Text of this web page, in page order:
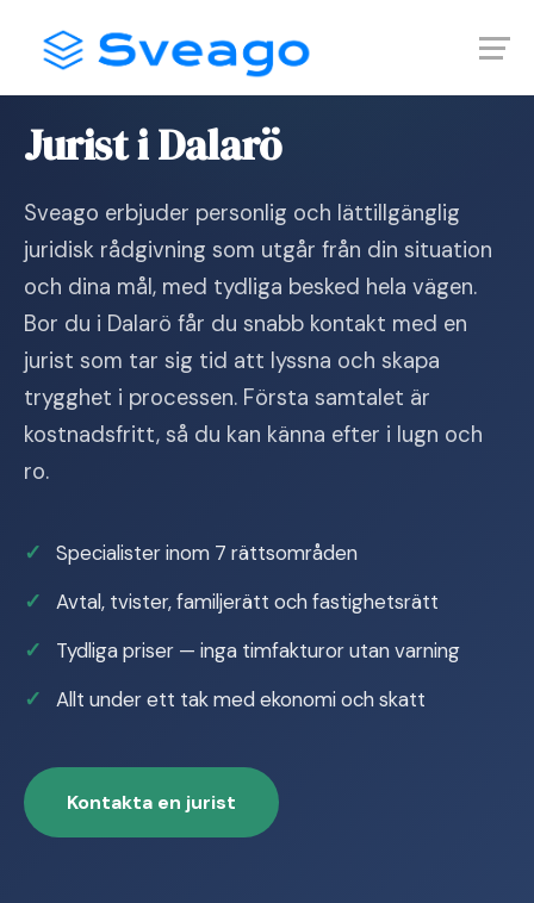
content
Jurist i Dalarö
Sveago erbjuder personlig och lättillgänglig
juridisk rådgivning som utgår från din situation
och dina mål, med tydliga besked hela vägen.
Bor du i Dalarö får du snabb kontakt med en
jurist som tar sig tid att lyssna och skapa
trygghet i processen. Första samtalet är
kostnadsfritt, så du kan känna efter i lugn och
ro.
Specialister inom 7 rättsområden
Avtal, tvister, familjerätt och fastighetsrätt
Tydliga priser — inga timfakturor utan varning
Allt under ett tak med ekonomi och skatt
Kontakta en jurist